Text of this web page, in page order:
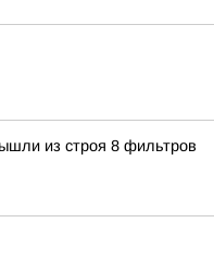
из строя 8 фильтров